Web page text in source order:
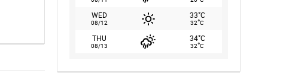
WED
08/12
33°C
32°C
THU
08/13
34°C
32°C